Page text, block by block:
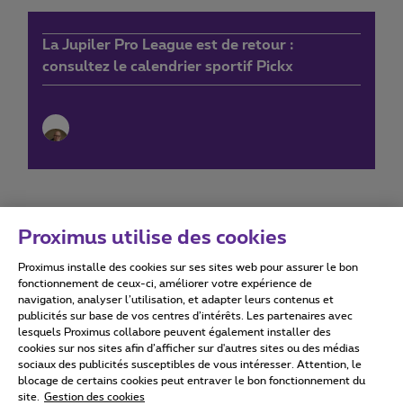
La Jupiler Pro League est de retour :
consultez le calendrier sportif Pickx
Conditions d'utilisation Accessibility statement
Tous droits réservés. © 2026 Proximus
Conditions générales, info consommateur
Proximus utilise des cookies
Proximus installe des cookies sur ses sites web pour assurer le bon
fonctionnement de ceux-ci, améliorer votre expérience de
navigation, analyser l’utilisation, et adapter leurs contenus et
publicités sur base de vos centres d’intérêts. Les partenaires avec
lesquels Proximus collabore peuvent également installer des
cookies sur nos sites afin d’afficher sur d'autres sites ou des médias
sociaux des publicités susceptibles de vous intéresser. Attention, le
blocage de certains cookies peut entraver le bon fonctionnement du
site.
Gestion des cookies